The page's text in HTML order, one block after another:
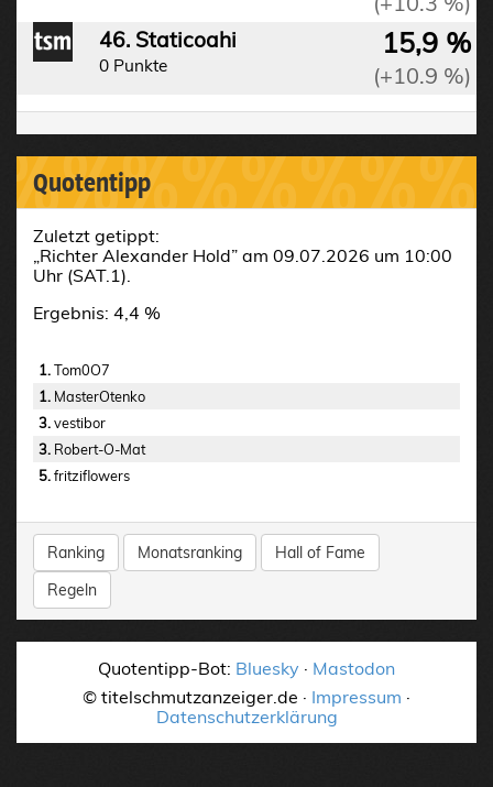
46. Staticoahi
0 Punkte
15,9 %
(+10.9 %)
Quotentipp
Zuletzt getippt:
„Richter Alexander Hold” am 09.07.2026 um 10:00
Uhr (SAT.1).
Ergebnis: 4,4 %
1.Tom0O7
1. MasterOtenko
3.vestibor
3. Robert-O-Mat
5.fritziflowers
Ranking Monatsranking
Hall of Fame
Regeln
Quotentipp-Bot: Bluesky · Mastodon
© titelschmutzanzeiger.de · Impressum ·
Datenschutzerklärung